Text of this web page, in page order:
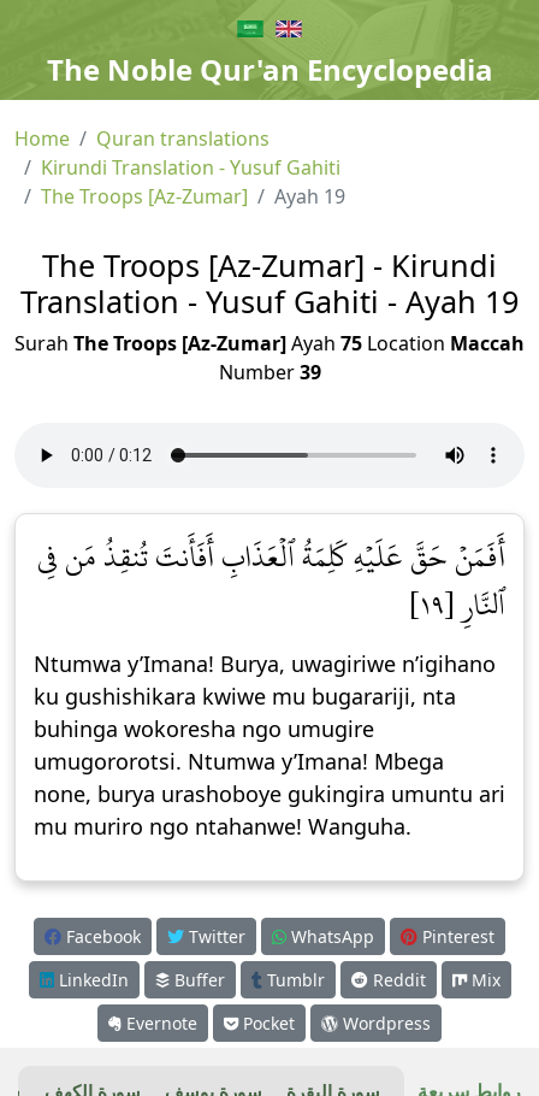
The Noble Qur'an Encyclopedia
Home
Quran translations
Kirundi Translation - Yusuf Gahiti
The Troops [Az-Zumar]
Ayah 19
The Troops [Az-Zumar] - Kirundi
Translation - Yusuf Gahiti - Ayah 19
Surah The Troops [Az-Zumar]Ayah 75 Location Maccah
Number39
أَفَمَنۡ حَقَّ عَلَيۡهِ كَلِمَةُ ٱلۡعَذَابِ أَفَأَنتَ تُنقِذُ مَن فِي
ٱلنَّارِ [١٩]
Ntumwa y’Imana! Burya, uwagiriwe n’igihano
ku gushishikara kwiwe mu bugarariji, nta
buhinga wokoresha ngo umugire
umugororotsi. Ntumwa y’Imana! Mbega
none, burya urashoboye gukingira umuntu ari
mu muriro ngo ntahanwe! Wanguha.
Facebook Twitter WhatsApp
Pinterest
LinkedIn
Buffer Tumblr Reddit
Mix
Evernote
Pocket Wordpress
روابط سريعة